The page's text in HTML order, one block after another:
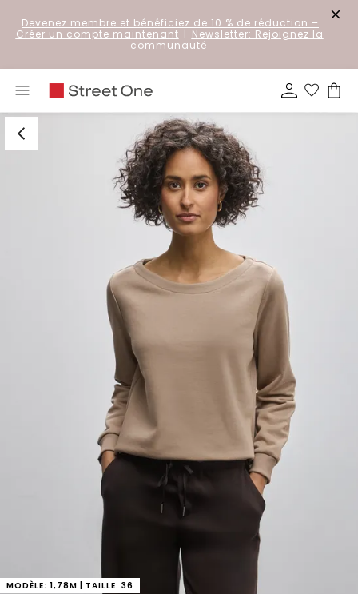
Devenez membre et bénéficiez de 10 % de réduction –
Créer un compte maintenant | Newsletter: Rejoignez la
communauté
MODÈLE: 1,78M | TAILLE: 36